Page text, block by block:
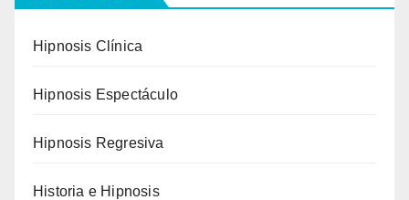
Hipnosis Clínica
Hipnosis Espectáculo
Hipnosis Regresiva
Historia e Hipnosis